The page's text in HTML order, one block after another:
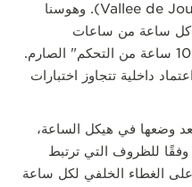
مصنعنا الواقع في فالي دي جو (Vallee de Joux). وهوسنا
كل ساعة من ساعات
Jaeger-LeCoultre لاختبار "1000 ساعة من التحكم" الصارم.
داخلية تتجاوز اختبارات
وضعها في هيكل الساعة،
للظروف التي ترتبط
على الغطاء الخلفي لكل ساعة